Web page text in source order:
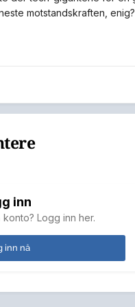
motstandskraften, enig?
inn
Logg inn her.
inn nå